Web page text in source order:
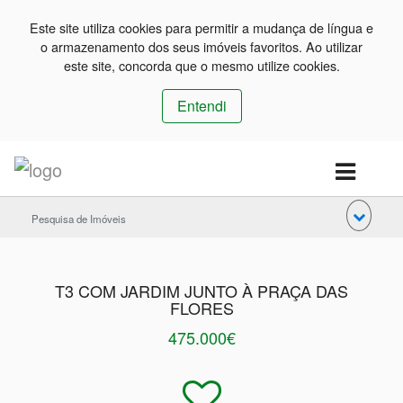
Este site utiliza cookies para permitir a mudança de língua e
o armazenamento dos seus imóveis favoritos. Ao utilizar
este site, concorda que o mesmo utilize cookies.
Entendi
Pesquisa de Imóveis
T3 COM JARDIM JUNTO À PRAÇA DAS
FLORES
475.000€